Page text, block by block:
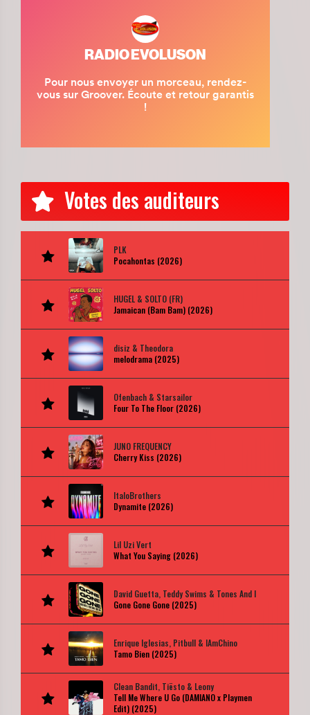
Votes des auditeurs
PLK
Pocahontas (2026)
HUGEL & SOLTO (FR)
Jamaican (Bam Bam) (2026)
disiz & Theodora
melodrama (2025)
Ofenbach & Starsailor
Four To The Floor (2026)
JUNO FREQUENCY
Cherry Kiss (2026)
ItaloBrothers
Dynamite (2026)
Lil Uzi Vert
What You Saying (2026)
David Guetta, Teddy Swims & Tones And I
Gone Gone Gone (2025)
Enrique Iglesias, Pitbull & IAmChino
Tamo Bien (2025)
Clean Bandit, Tiësto & Leony
Tell Me Where U Go (DAMIANO x Playmen
Edit) (2025)